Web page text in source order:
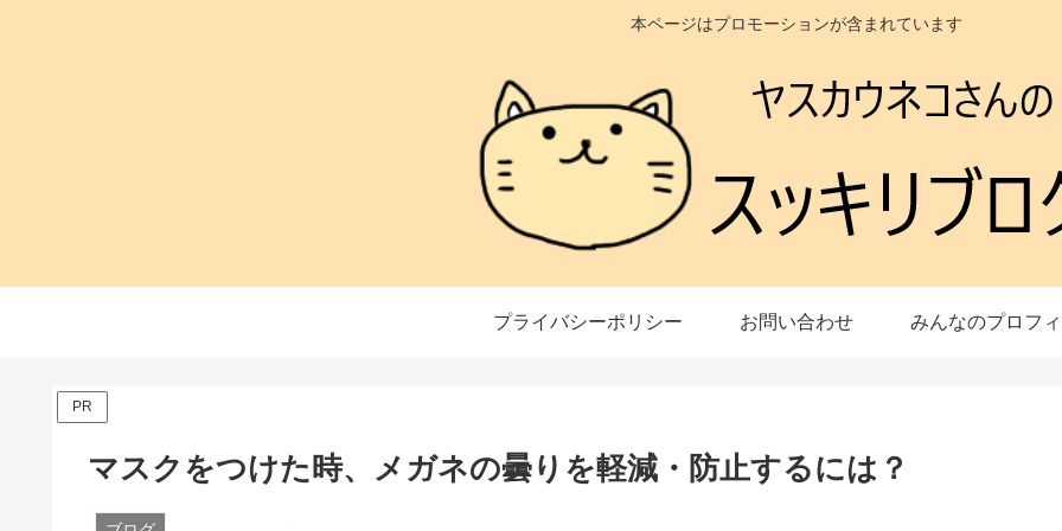
本ページはプロモーションが含まれています
プライバシーポリシー お問い合わせ みんなのプロフ
PR
マスクをつけた時、メガネの曇りを軽減・防止するには？